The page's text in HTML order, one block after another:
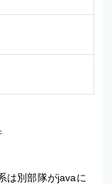
件
は別部隊がjavaに